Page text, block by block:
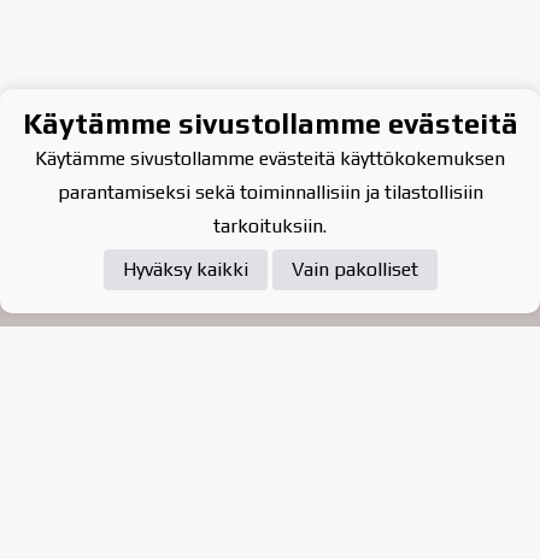
Tietosuojaseloste
Käytämme sivustollamme evästeitä
Käytämme sivustollamme evästeitä käyttökokemuksen
parantamiseksi sekä toiminnallisiin ja tilastollisiin
tarkoituksiin.
Hyväksy kaikki
Vain pakolliset